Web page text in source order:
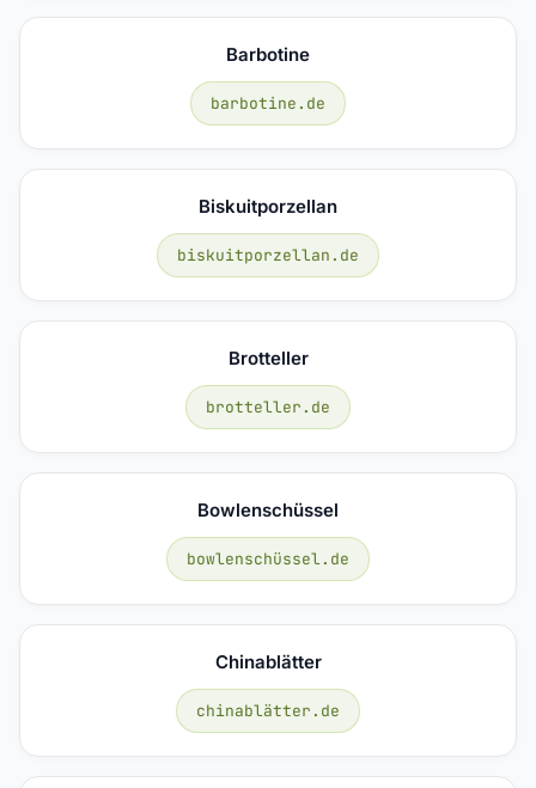
Barbotine
barbotine.de
Biskuitporzellan
biskuitporzellan.de
Brotteller
brotteller.de
Bowlenschüssel
bowlenschüssel.de
Chinablätter
chinablätter.de